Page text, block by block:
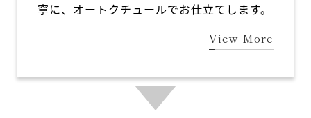
寧に、オートクチュールでお仕立てします。
View More